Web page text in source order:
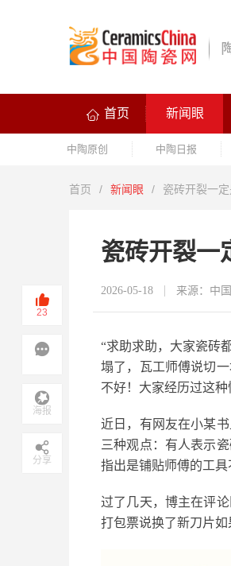
首页 新闻眼
中陶原创 中陶日报
首页 / 新闻眼 / 瓷砖开裂一
瓷砖开裂一
2026-05-18 来源：中
“求助求助，大家瓷砖
塌了，瓦工师傅说切
不好！大家经历过这
近日，有网友在小某
三种观点：有人表示
指出是铺贴师傅的工具
过了几天， 博主在评
打包票说换了新刀片
23
海报
分享